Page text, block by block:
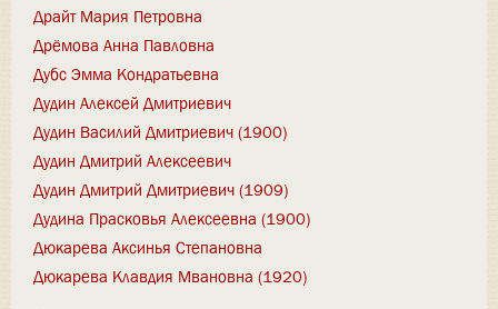
Драйт Мария Петровна
Дрёмова Анна Павловна
Дубс Эмма Кондратьевна
Дудин Алексей Дмитриевич
Дудин Василий Дмитриевич (1900)
Дудин Дмитрий Алексеевич
Дудин Дмитрий Дмитриевич (1909)
Дудина Прасковья Алексеевна (1900)
Дюкарева Аксинья Степановна
Дюкарева Клавдия Мвановна (1920)